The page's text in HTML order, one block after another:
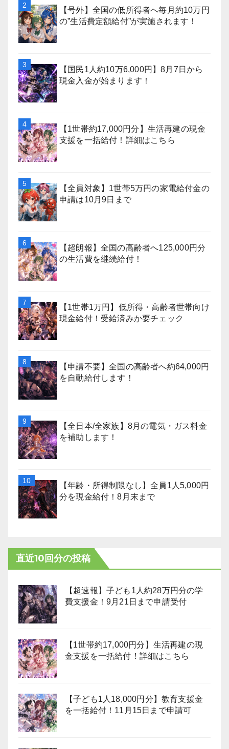
【号外】全国の低所得者へ毎月約10万円
の”生活費定額給付”が実施されます！
【国民1人約10万6,000円】8月7日から
現金入金が始まります！
【1世帯約17,000円分】生活再建の現金
支援を一括給付！詳細はこちら
【全員対象】1世帯5万円の家電給付金の
申請は10月9日まで
【超朗報】全国の高齢者へ125,000円分
の生活費を継続給付！
【1世帯1万円】低所得・高齢者世帯向け
現金給付！受給済みか要チェック
【申請不要】全国の高齢者へ約64,000円
を自動給付します！
【全日本/全家族】8月の電気・ガス料金
を補助します！
【年齢・所得制限なし】全員1人5,000円
分を現金給付！8月末まで
直近10回分の投稿
【超速報】子ども1人約28万円分の学
費支援金！9月21日まで申請受付
【1世帯約17,000円分】生活再建の現
金支援を一括給付！詳細はこちら
【子ども1人18,000円分】教育支援金
を一括給付！11月15日まで申請可